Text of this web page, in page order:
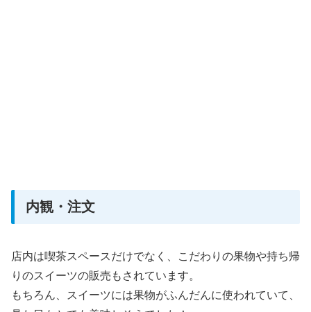
内観・注文
店内は喫茶スペースだけでなく、こだわりの果物や持ち帰
りのスイーツの販売もされています。
もちろん、スイーツには果物がふんだんに使われていて、